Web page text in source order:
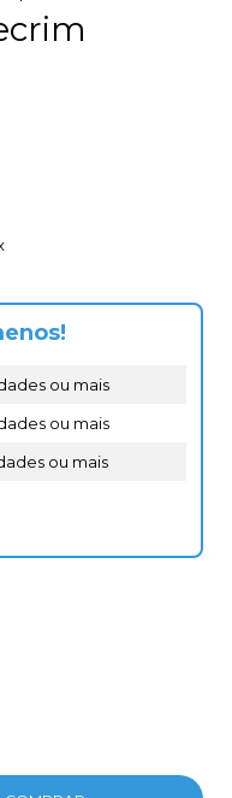
ou mais
ou mais
ou mais